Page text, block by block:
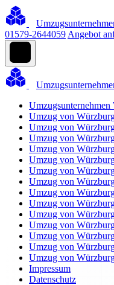
01579-2644059 Angebot
Umzugsunternehmen
Umzug von
Umzug von
Umzug von
Umzug von
Umzug von
Umzug von
Umzug von
Umzug von
Umzug von
Umzug von
Umzug von
Umzug von
Umzug von
Umzug von
Impressum
Datenschutz